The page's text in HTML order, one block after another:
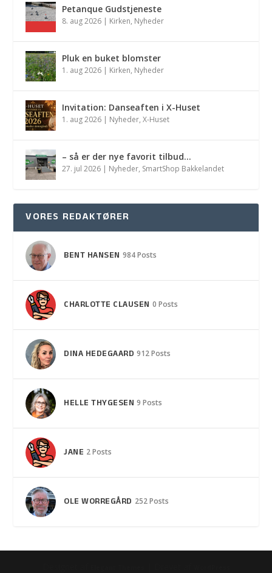
Petanque Gudstjeneste
8. aug 2026 | Kirken, Nyheder
Pluk en buket blomster
1. aug 2026 | Kirken, Nyheder
Invitation: Danseaften i X-Huset
1. aug 2026 | Nyheder,X-Huset
– så er der nye favorit tilbud…
27. jul 2026 | Nyheder, SmartShop Bakkelandet
VORES REDAKTØRER
BENT HANSEN 984 Posts
CHARLOTTE CLAUSEN 0 Posts
DINA HEDEGAARD 912 Posts
HELLE THYGESEN 9 Posts
JANE 2 Posts
OLE WORREGÅRD 252 Posts